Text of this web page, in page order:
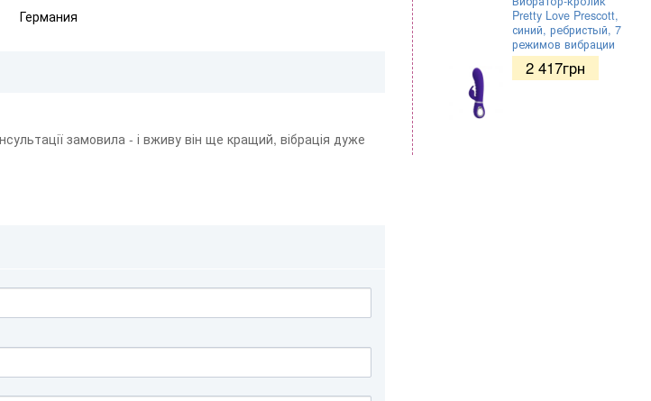
Германия
замовила - і вживу він ще кращий, вібрація дуже
Pretty Love Prescott,
синий, ребристый, 7
режимов вибрации
2 417грн